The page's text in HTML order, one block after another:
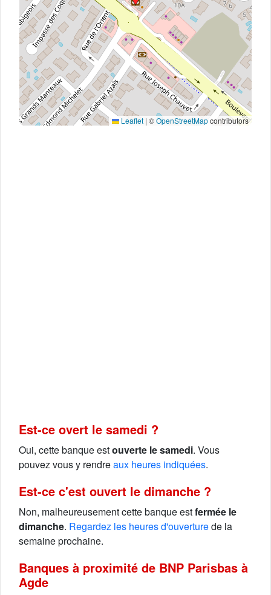
Leaflet | ©OpenStreetMapcontributors
Est-ce overt le samedi ?
Oui, cette banque estouverte le samedi. Vous
pouvez vous y rendreaux heures indiquées.
Est-ce c'est ouvert le dimanche ?
Non, malheureusement cette banque estfermée le
dimanche. Regardez les heures d'ouverturede la
semaine prochaine.
Banques à proximité de BNP Parisbas à
Agde